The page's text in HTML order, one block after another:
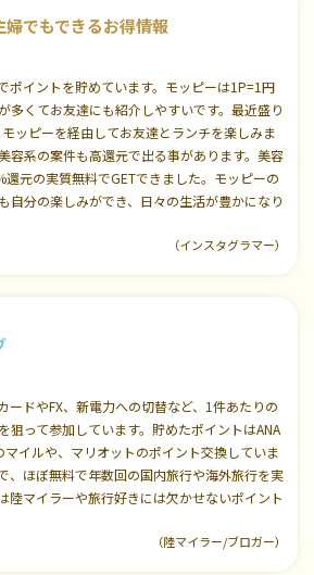
婦でもできるお得情報
ポイントを貯めています。モッピーは1P=1円
多くてお友達にも紹介しやすいです。最近盛り
ッピーを経由してお友達とランチを楽しみま
容系の案件も高還元で出る事があります。美容
元の実質無料でGETできました。モッピーの
自分の楽しみができ、日々の生活が豊かになり
（インスタグラマー）
ードやFX、新電力への切替など、1件あたりの
狙って参加しています。貯めたポイントはANA
マイルや、マリオットのポイント交換していま
、ほぼ無料で年数回の国内旅行や海外旅行を実
陸マイラーや旅行好きには欠かせないポイント
（陸マイラー/ブロガー）